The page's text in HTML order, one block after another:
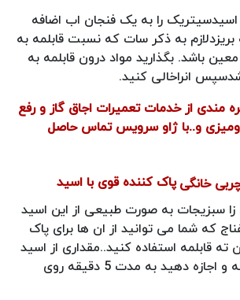
را به یک فنجان اب اضافه
بریزدلازم به ذکر سات که نسبت قابلمه به
باشد. بگذارید مواد درون قابلمه به
مندی از خدمات تعمیرات اجاق گاز و رفع
و..با ژاو سرویس تماس حاصل
پاک کننده قوی با اسید
زا سبزیجات به صورت طبیعی از این اسید
که شما می توانید از ان ها برای پاک
قابلمه استفاده کنید..مقداری از اسید
را درون قابلمه ریخته و اجازه دهید به مدت 5 دقیقه روی